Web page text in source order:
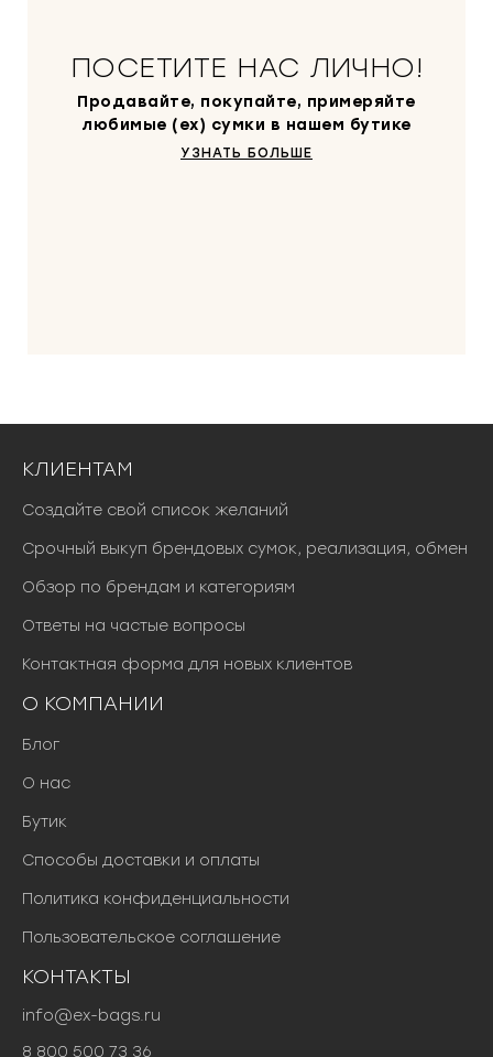
ПОСЕТИТЕ НАС ЛИЧНО!
Продавайте, покупайте, примеряйте
любимые (ex) сумки в нашем бутике
УЗНАТЬ БОЛЬШЕ
КЛИЕНТАМ
Создайте свой список желаний
Срочный выкуп брендовых сумок, реализация, обмен
Обзор по брендам и категориям
Ответы на частые вопросы
Контактная форма для новых клиентов
О КОМПАНИИ
Блог
О нас
Бутик
Способы доставки и оплаты
Политика конфиденциальности
Пользовательское соглашение
КОНТАКТЫ
info@ex-bags.ru
8 800 500 73 36